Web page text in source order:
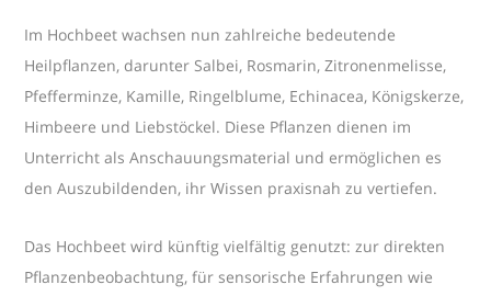
Im Hochbeet wachsen nun zahlreiche bedeutende
Heilpflanzen, darunter Salbei, Rosmarin, Zitronenmelisse,
Pfefferminze, Kamille, Ringelblume, Echinacea, Königskerze,
Himbeere und Liebstöckel. Diese Pflanzen dienen im
Unterricht als Anschauungsmaterial und ermöglichen es
den Auszubildenden, ihr Wissen praxisnah zu vertiefen.
Das Hochbeet wird künftig vielfältig genutzt: zur direkten
Pflanzenbeobachtung, für sensorische Erfahrungen wie